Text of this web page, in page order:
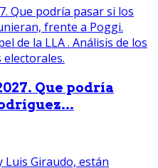
Que podría